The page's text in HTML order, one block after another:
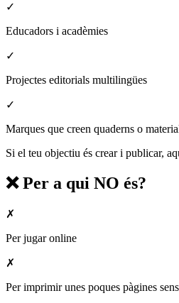
✓
Educadors i acadèmies
✓
Projectes editorials multilingües
✓
Marques que creen quaderns o
Si el teu objectiu és crear i publicar,
❌ Per a qui NO és?
✗
Per jugar online
✗
Per imprimir unes poques pàgines